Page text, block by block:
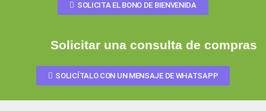
SOLICITA EL BONO DE BIENVENIDA
Solicitar una consulta de compras
SOLICÍTALO CON UN MENSAJE DE WHATSAPP